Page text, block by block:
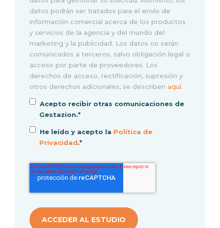
datos podrán ser tratados para el envío de
información comercial acerca de los productos
y servicios de la agencia y del mundo del
marketing y la publicidad. Los datos no serán
comunicados a terceros, salvo obligación legal o
acceso por parte de proveedores. Los
derechos de acceso, rectificación, supresión y
otros derechos adicionales, se describen aquí.
Acepto recibir otras comunicaciones de
Gestazion.*
He leído y acepto la Política de
Privacidad.*